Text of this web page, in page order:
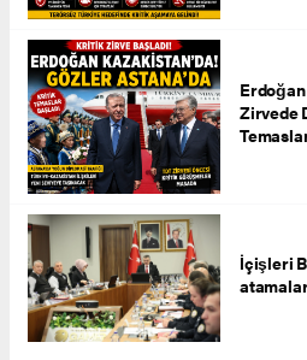
Zirvede
İçişleri